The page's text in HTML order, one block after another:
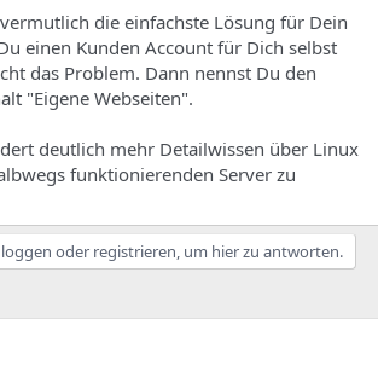
die einfachste Lösung für Dein
einen Kunden Account für Dich selbst
das Problem. Dann nennst Du den
"Eigene Webseiten".
deutlich mehr Detailwissen über Linux
funktionierenden Server zu
oder registrieren, um hier zu antworten.